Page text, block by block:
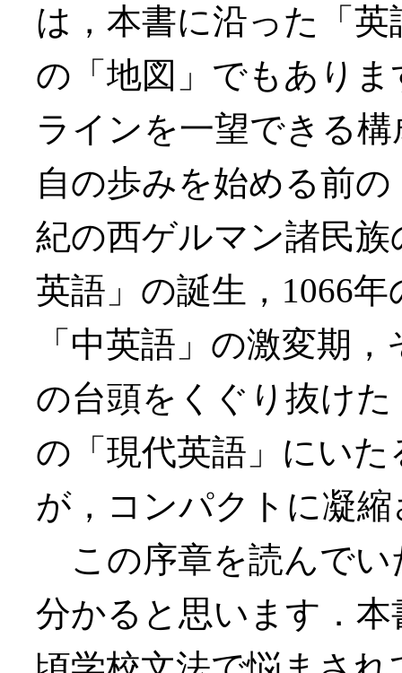
は，本書に沿った「
の「地図」でもあり
ラインを一望できる
自の歩みを始める前
紀の西ゲルマン諸民
英語」の誕生，1066
「中英語」の激変期
の台頭をくぐり抜け
の「現代英語」にい
が，コンパクトに凝
この序章を読んでい
分かると思います．